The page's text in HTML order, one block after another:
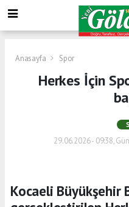
Anasayfa Spor
Herkes İçin
29.06.2026 - 09:38,
Kocaeli Büyükşehir